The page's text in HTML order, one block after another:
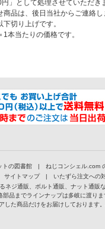
円」として処理させていただき
商品は、後日当社からご連絡し
下切り上げです。
本当たりの価格です。
トの図書館 | ねじコンシェル.com
サイトマップ | いたずら注文への
ジ通販、ボルト通販、ナット通
品までラインナップは多岐に渡
た商品だけをお届けしておりま